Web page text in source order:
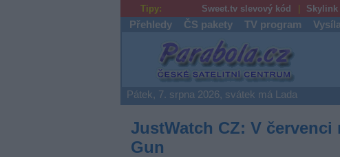
Tipy: Sweet.tv slevový kód Skylink
Přehledy ČS pakety TV program
Parabola.cz
Pátek, 7. srpna 2026, svátek má Lada
JustWatch CZ: V
Gun